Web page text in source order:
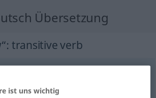
Übersetzung
: transitive verb
ist uns wichtig